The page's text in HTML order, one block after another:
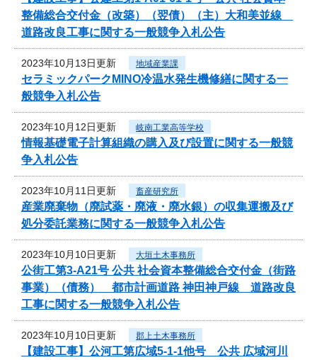
整備総合交付金（改築）（翌債）（主）大和美並線
道路改良工事に関する一般競争入札公告
2023年10月13日更新 地域産業課
セラミックパークMINO冷温水発生機修繕に関する一
般競争入札公告
2023年10月12日更新 岐南工業高等学校
情報基礎電子計算組織の購入及び設置に関する一般競
争入札公告
2023年10月11日更新 畜産研究所
産業廃棄物（廃試薬・廃液・廃水銀）の収集運搬及び
処分委託業務に関する一般競争入札公告
2023年10月10日更新 大垣土木事務所
公街工第3-A21号 公共 社会資本整備総合交付金（街路
事業）（債務） 都市計画道路 神田神戸線 道路改良
工事に関する一般競争入札公告
2023年10月10日更新 郡上土木事務所
【建設工事】公河工第広域5-1-1他号 公共 広域河川